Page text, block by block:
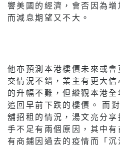
響美國的經濟，會否因為增
而減息期望又不大。
他亦預測本港樓價未來或
交情況不錯，業主有更大
的升幅不難，但縱觀本港
追回早前下跌的樓價。 而
舖招租的情況，湯文亮分
手不足有兩個原因，其中
有商鋪因過去的疫情而「